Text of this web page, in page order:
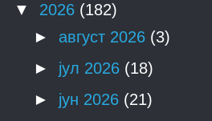
▼ 2026 (182)
► август 2026 (3)
► јул 2026 (18)
► јун 2026 (21)